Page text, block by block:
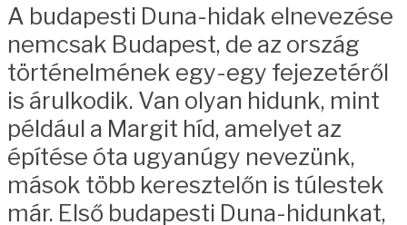
A budapesti Duna-hidak elnevezése
nemcsak Budapest, de az ország
történelmének egy-egy fejezetéről
is árulkodik. Van olyan hidunk, mint
például a Margit híd, amelyet az
építése óta ugyanúgy nevezünk,
mások több keresztelőn is túlestek
már. Első budapesti Duna-hidunkat,